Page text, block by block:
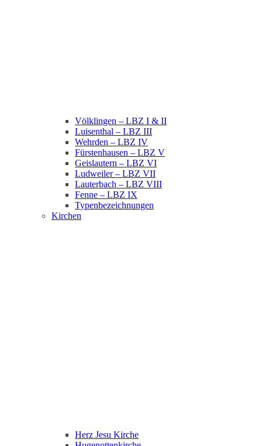
Völklingen – LBZ I & II
Luisenthal – LBZ III
Wehrden – LBZ IV
Fürstenhausen – LBZ V
Geislautern – LBZ VI
Ludweiler – LBZ VII
Lauterbach – LBZ VIII
Fenne – LBZ IX
Typenbezeichnungen
Kirchen
Herz Jesu Kirche